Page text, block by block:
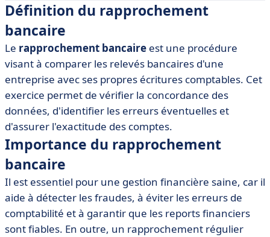
• Définition du rapprochement bancaire
• Importance du rapprochement bancaire
• Processus de rapprochement bancaire
• Logiciels et outils pour le rapprochement bancaire
• Meilleures pratiques pour un rapprochement efficace
• Erreurs courantes à éviter
• Conclusion
Définition du rapprochement
bancaire
Le rapprochement bancaire est une procédure
visant à comparer les relevés bancaires d'une
entreprise avec ses propres écritures comptables. Cet
exercice permet de vérifier la concordance des
données, d'identifier les erreurs éventuelles et
d'assurer l'exactitude des comptes.
Importance du rapprochement
bancaire
Il est essentiel pour une gestion financière saine, car il
aide à détecter les fraudes, à éviter les erreurs de
comptabilité et à garantir que les reports financiers
sont fiables. En outre, un rapprochement régulier